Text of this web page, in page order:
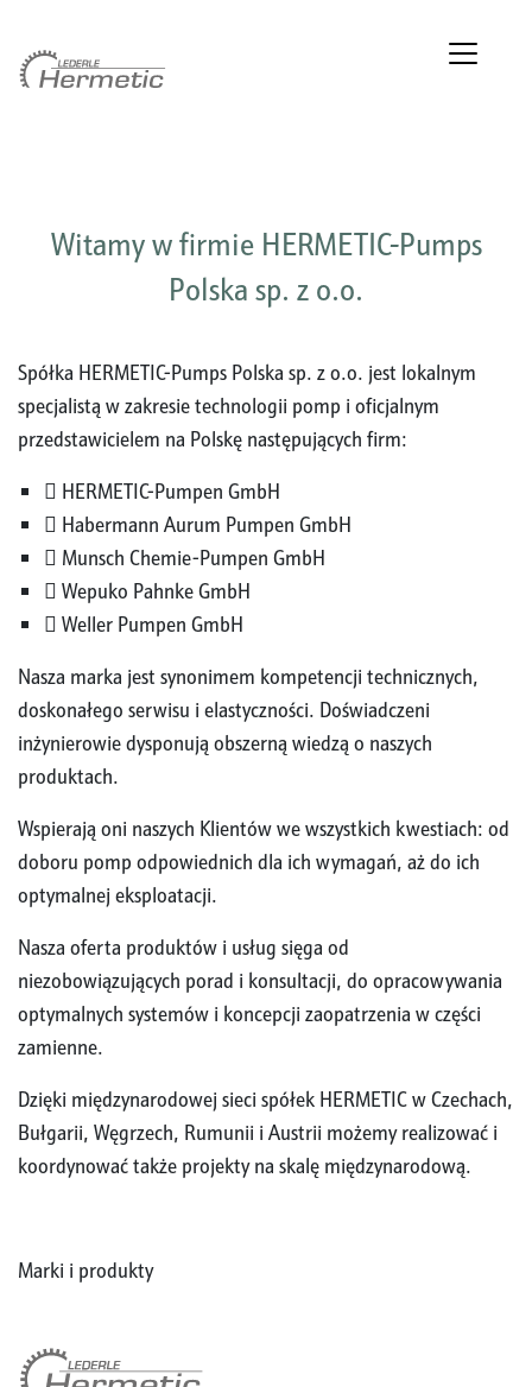
Witamy w firmie HERMETIC-Pumps
Polska sp. z o.o.
Spółka HERMETIC-Pumps Polska sp. z o.o. jest lokalnym
specjalistą w zakresie technologii pomp i oficjalnym
przedstawicielem na Polskę następujących firm:
 HERMETIC-Pumpen GmbH
 Habermann Aurum Pumpen GmbH
 Munsch Chemie-Pumpen GmbH
 Wepuko Pahnke GmbH
 Weller Pumpen GmbH
Nasza marka jest synonimem kompetencji technicznych,
doskonałego serwisu i elastyczności. Doświadczeni
inżynierowie dysponują obszerną wiedzą o naszych
produktach.
Wspierają oni naszych Klientów we wszystkich kwestiach: od
doboru pomp odpowiednich dla ich wymagań, aż do ich
optymalnej eksploatacji.
Nasza oferta produktów i usług sięga od
niezobowiązujących porad i konsultacji, do opracowywania
optymalnych systemów i koncepcji zaopatrzenia w części
zamienne.
Dzięki międzynarodowej sieci spółek HERMETIC w Czechach,
Bułgarii, Węgrzech, Rumunii i Austrii możemy realizować i
koordynować także projekty na skalę międzynarodową.
Marki i produkty